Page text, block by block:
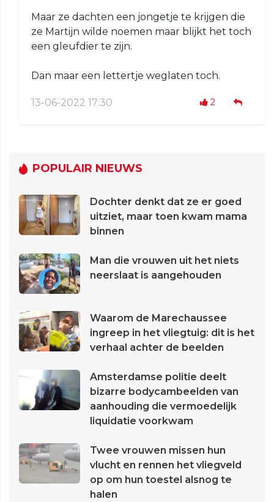
Maar ze dachten een jongetje te krijgen die
ze Martijn wilde noemen maar blijkt het toch
een gleufdier te zijn.
Dan maar een lettertje weglaten toch.
13-06-2022 17:30 2
POPULAIR NIEUWS
Dochter denkt dat ze er goed
uitziet, maar toen kwam mama
binnen
Man die vrouwen uit het niets
neerslaat is aangehouden
Waarom de Marechaussee
ingreep in het vliegtuig: dit is het
verhaal achter de beelden
Amsterdamse politie deelt
bizarre bodycambeelden van
aanhouding die vermoedelijk
liquidatie voorkwam
Twee vrouwen missen hun
vlucht en rennen het vliegveld
op om hun toestel alsnog te
halen